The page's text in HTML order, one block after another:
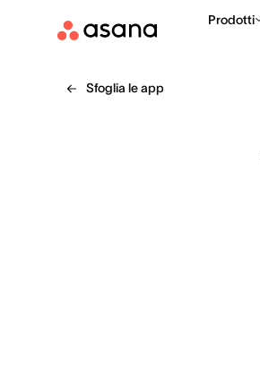
Prodotti
Sfoglia le app